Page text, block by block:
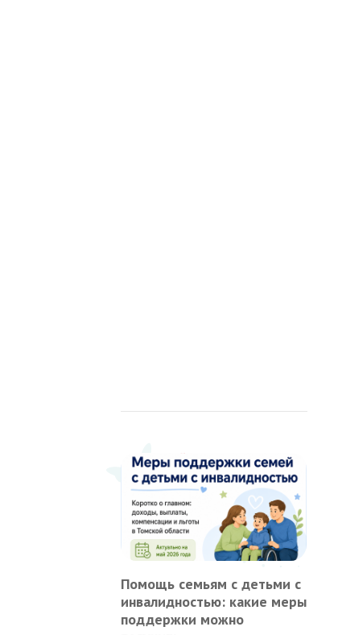
Помощь семьям с детьми с
инвалидностью: какие меры
поддержки можно